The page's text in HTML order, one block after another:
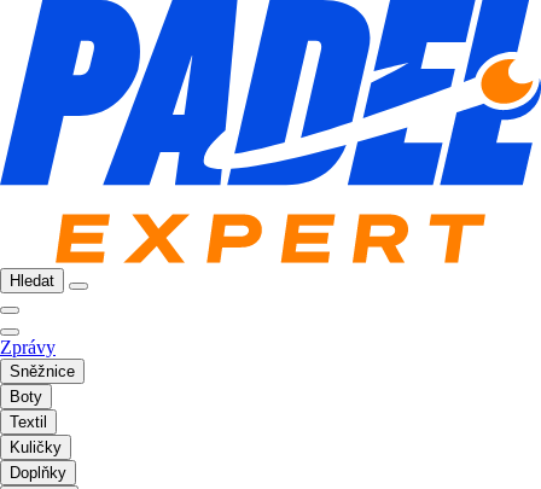
Hledat
Zprávy
Sněžnice
Boty
Textil
Kuličky
Doplňky